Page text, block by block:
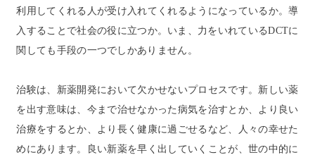
利用してくれる人が受け入れてくれるようになっているか。導
入することで社会の役に立つか。いま、力をいれているDCTに
関しても手段の一つでしかありません。
治験は、新薬開発において欠かせないプロセスです。新しい薬
を出す意味は、今まで治せなかった病気を治すとか、より良い
治療をするとか、より長く健康に過ごせるなど、人々の幸せた
めにあります。良い新薬を早く出していくことが、世の中的に